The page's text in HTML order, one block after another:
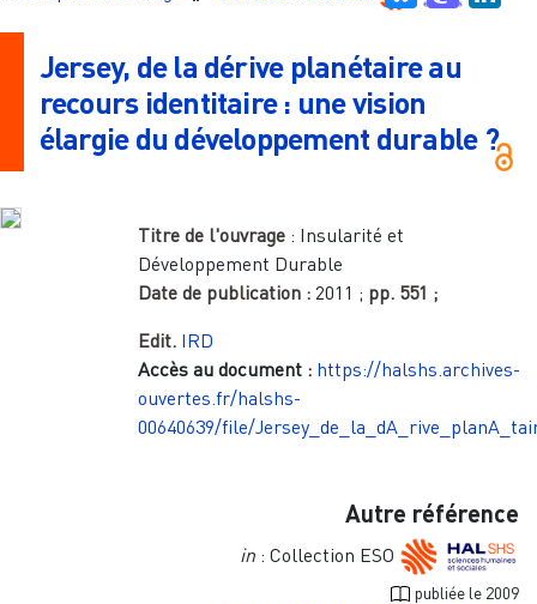
Jersey, de la dérive planétaire au
recours identitaire : une vision
élargie du développement durable ?
Titre de l'ouvrage : Insularité et
Développement Durable
Date de publication : 2011 ; pp. 551 ;
Edit. IRD
Accès au document : https://halshs.archives-
ouvertes.fr/halshs-
00640639/file/
Autre référence
in: Collection ESO
publiée le 2009